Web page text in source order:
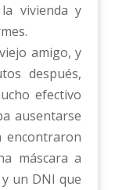
vivienda y
amigo, y
después,
efectivo
ausentarse
máscara a
un DNI que